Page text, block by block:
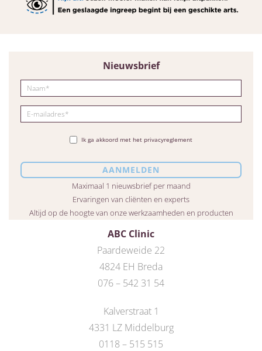
ABC Clinic
Paardeweide 22
4824 EH Breda
076 – 542 31 54
Kalverstraat 1
4331 LZ Middelburg
0118 – 515 515
Nieuwsbrief
Ik ga akkoord met het privacyreglement
Maximaal 1 nieuwsbrief per maand
Ervaringen van cliënten en experts
Altijd op de hoogte van onze werkzaamheden en producten